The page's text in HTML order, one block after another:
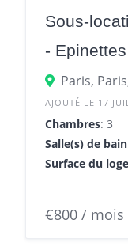
Sous-
- Epinettes
Paris,
AJOUTÉ LE 17
Chambres: 3
Salle(s) de bain
Surface du
€800 / mois